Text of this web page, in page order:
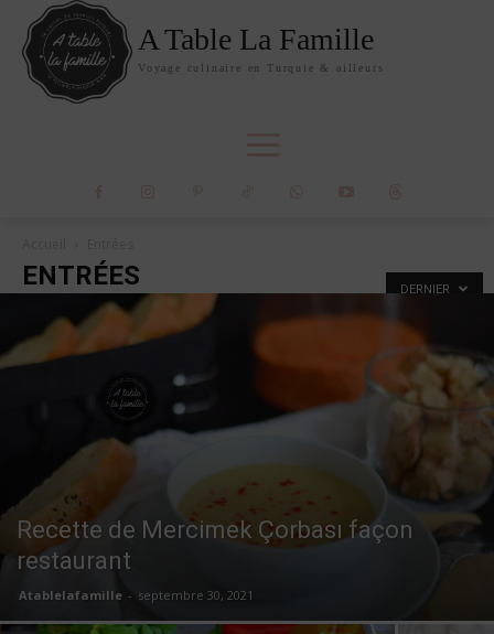
A Table La Famille
Voyage culinaire en Turquie & ailleurs
ENTRÉES DERNIER
Recette de Mercimek Çorbası façon
restaurant
Atablelafamille - septembre 30, 2021